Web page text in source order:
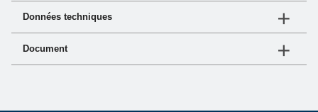
minimale et faible résistance à l'écoulement.
Données techniques
N° d'article
06 2503
5 L par min
Document